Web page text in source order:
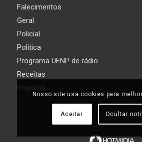
Falecimentos
Geral
Policial
Política
Programa UENP de rádio
Receitas
Regional
Nosso site usa cookies para
Aceitar Ocultar